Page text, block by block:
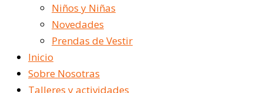
Niños y Niñas
Novedades
Prendas de Vestir
Inicio
Sobre Nosotras
Talleres y actividades